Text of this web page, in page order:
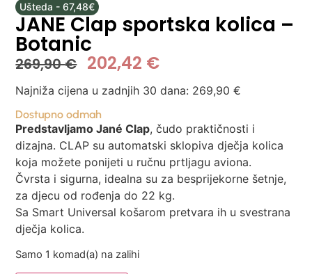
Ušteda - 67,48€
JANE Clap sportska kolica –
Botanic
269,90€ 202,42 €
Najniža cijena u zadnjih 30 dana: 269,90€
Dostupno odmah
Predstavljamo Jané Clap, čudo praktičnosti i
dizajna. CLAP su automatski sklopiva dječja kolica
koja možete ponijeti u ručnu prtljagu aviona.
Čvrsta i sigurna, idealna su za besprijekorne šetnje,
za djecu od rođenja do 22 kg.
Sa Smart Universal košarom pretvara ih u svestrana
dječja kolica.
Samo 1 komad(a) na zalihi